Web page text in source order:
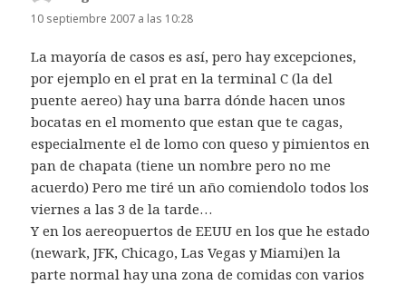
10 septiembre 2007 a las 10:28
La mayoría de casos es así, pero hay excepciones,
por ejemplo en el prat en la terminal C (la del
puente aereo) hay una barra dónde hacen unos
bocatas en el momento que estan que te cagas,
especialmente el de lomo con queso y pimientos en
pan de chapata (tiene un nombre pero no me
acuerdo) Pero me tiré un año comiendolo todos los
viernes a las 3 de la tarde…
Y en los aereopuertos de EEUU en los que he estado
(newark, JFK, Chicago, Las Vegas y Miami)en la
parte normal hay una zona de comidas con varios